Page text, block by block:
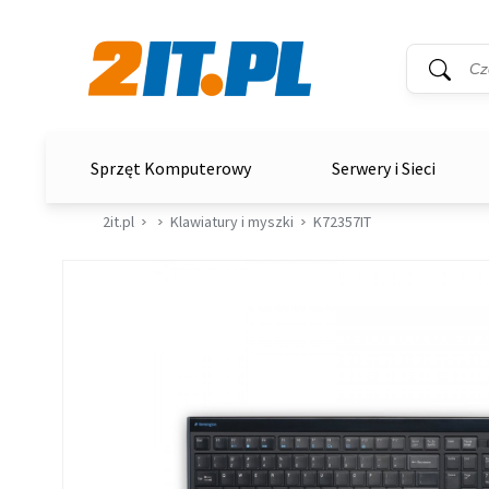
Słowo
Sprzęt Komputerowy Serwery i Sieci
2it.pl Klawiatury i myszki K72357IT